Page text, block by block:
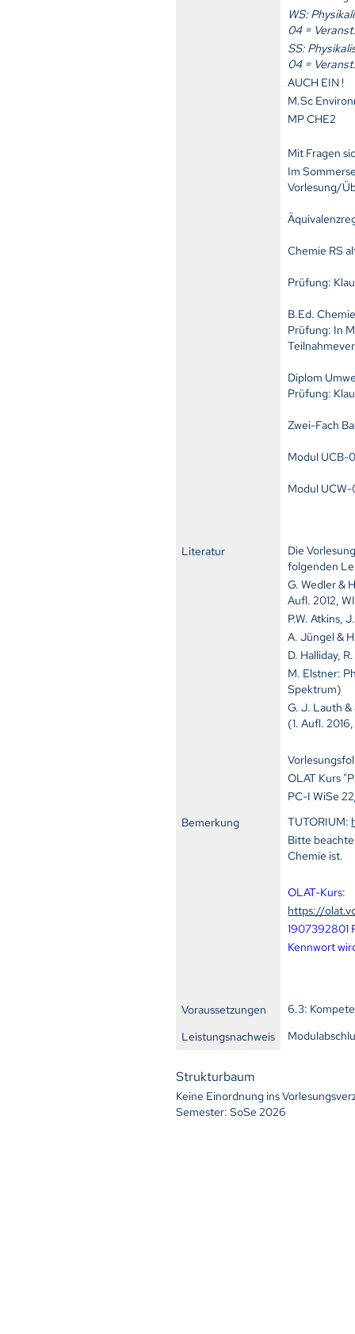
WS:
04 =
SS:
04 =
AUCH EIN !
M.Sc
MP CHE2
Mit Fragen
Im
Vorlesung/
Chemie RS
Prüfung:
B.Ed.
Prüfung: In
Diplom
Prüfung:
Zwei-Fach
Modul UCB-
Modul
Literatur
Die
folgenden
G. Wedler &
Aufl. 2012,
P.W. Atkins,
A. Jüngel &
D. Halliday,
M. Elstner:
Spektrum)
G. J. Lauth
(1. Aufl.
OLAT Kurs
PC-I WiSe
Bemerkung
TUTORIUM:
Bitte
Chemie ist.
OLAT-Kurs:
https://
1907392801
Kennwort
Voraussetzungen
6.3:
Leistungsnachweis
Strukturbaum
Keine Einordnung ins
Semester: SoSe 2026